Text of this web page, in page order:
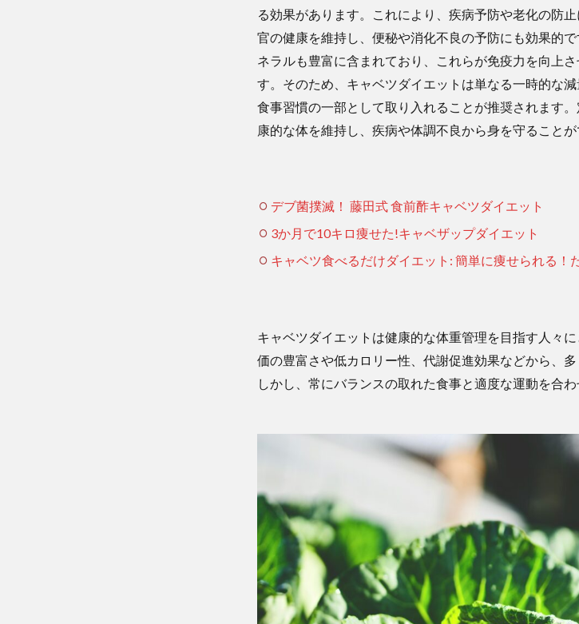
る効果があります。これにより、疾病予防や老化の防
官の健康を維持し、便秘や消化不良の予防にも効果的
ネラルも豊富に含まれており、これらが免疫力を向上
す。そのため、キャベツダイエットは単なる一時的な
食事習慣の一部として取り入れることが推奨されます
康的な体を維持し、疾病や体調不良から身を守ることが
デブ菌撲滅！ 藤田式 食前酢キャベツダイエット
3か月で10キロ痩せた!キャベザップダイエット
キャベツ食べるだけダイエット: 簡単に痩せられる！
キャベツダイエットは健康的な体重管理を目指す人々
価の豊富さや低カロリー性、代謝促進効果などから、
しかし、常にバランスの取れた食事と適度な運動を合わ